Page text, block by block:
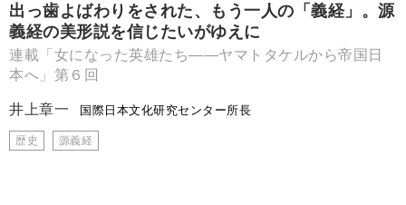
出っ歯よばわりをされた、もう一人の「義経」。源
義経の美形説を信じたいがゆえに
連載「女になった英雄たち――ヤマトタケルから帝国日
本へ」第６回
井上章一 国際日本文化研究センター所長
歴史 源義経